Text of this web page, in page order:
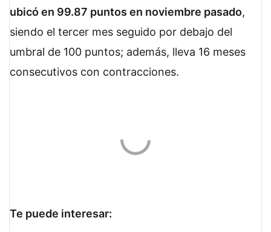
ubicó en 99.87 puntos en noviembre pasado,
siendo el tercer mes seguido por debajo del
umbral de 100 puntos; además, lleva 16 meses
consecutivos con contracciones.
Te puede interesar: